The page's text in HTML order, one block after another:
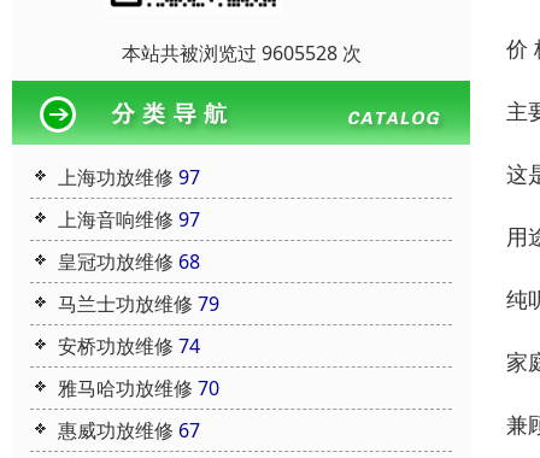
本站共被浏览过 9605528 次
上海功放维修 97
上海音响维修 97
皇冠功放维修 68
马兰士功放维修 79
安桥功放维修 74
雅马哈功放维修 70
惠威功放维修 67
价
主
这
用
纯
家
兼